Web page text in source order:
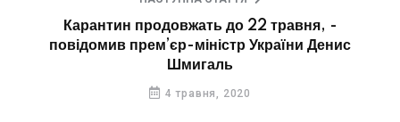
Карантин продовжать до 22 травня, -
повідомив прем’єр-міністр України Денис
Шмигаль
4 травня, 2020